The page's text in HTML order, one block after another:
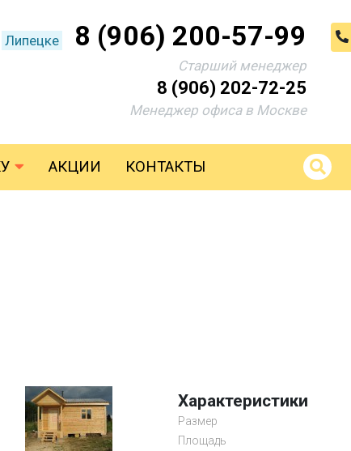
Липецке 8 (906) 200-57-99
Старший менеджер
8 (906) 202-72-25
Менеджер офиса в Москве
АКЦИИ КОНТАКТЫ
Характеристики
Размер
Площадь